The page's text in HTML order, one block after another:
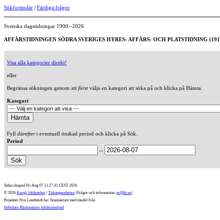
Sökformulär | Färdiga frågor
Svenska dagstidningar 1900--2026
AFFÄRSTIDNINGEN SÖDRA SVERIGES HYRES- AFFÄRS- OCH PLATSTIDNING
Visa alla kategorier direkt!
eller
Begränsa sökningen genom att förstvälja en kategori att söka på och klicka på Hämta.
Kategori
Fyll därefteri eventuell önskad period och klicka på Sök.
Period
--
Sidan skapad Fri Aug 07 11:27:41 CEST 2026
© 2026 Kungl. biblioteket / Tidningsenheten (Frågor och information: te@kb.se)
Projektet Nya Lundstedt har finansierats med medel från
Stiftelsen Riksbankens Jubileumsfond